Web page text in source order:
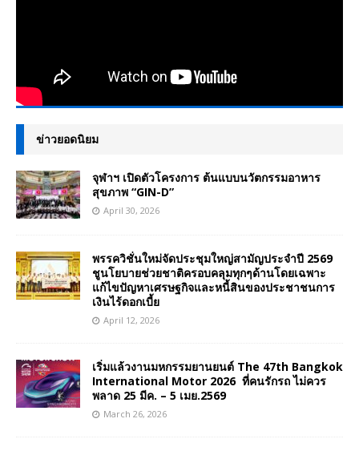
ข่าวยอดนิยม
จุฬาฯ เปิดตัวโครงการ ต้นแบบนวัตกรรมอาหาร
สุขภาพ “GIN-D”
April 30, 2026
พรรควิชั่นใหม่จัดประชุมใหญ่สามัญประจำปี 2569
ชูนโยบายช่วยชาติครอบคลุมทุกๆด้านโดยเฉพาะ
แก้ไขปัญหาเศรษฐกิจและหนี้สินของประชาชนการ
เงินไร้ดอกเบี้ย
April 12, 2026
เริ่มแล้วงานมหกรรมยานยนต์ The 47th Bangkok
International Motor 2026 ที่คนรักรถ ไม่ควร
พลาด 25 มีค. – 5 เมย.2569
March 26, 2026